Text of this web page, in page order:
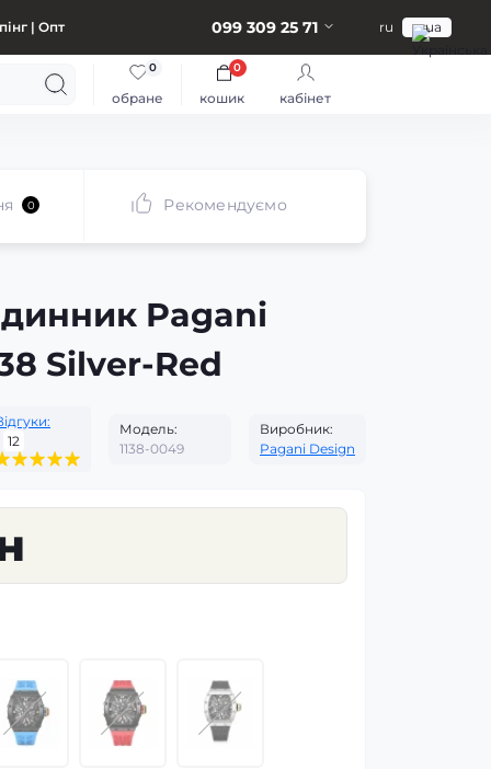
| Опт 099 309 25 71 ru ua
обране
0
кошик
0
кабінет
0 Рекомендуємо
Pagani
Silver-Red
12
Модель:
1138-0049
Виробник:
Pagani Design